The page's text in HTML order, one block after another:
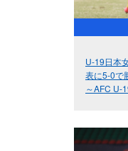
U-19日本
表に5-0で
～AFC U-